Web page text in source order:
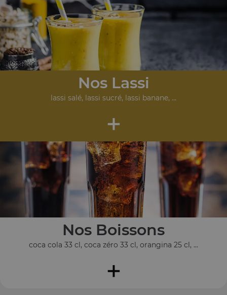
Nos Lassi
lassi salé, lassi sucré, lassi banane, ...
+
Nos Boissons
coca cola 33 cl, coca zéro 33 cl, orangina 25 cl, ...
+